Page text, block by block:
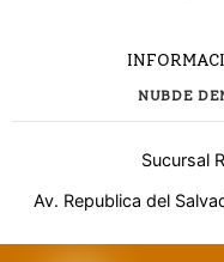
NUBDE
Sucursal
Av. Republica del